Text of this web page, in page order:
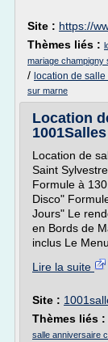
Site : https://
Thèmes liés :
mariage champigny
/ location de
sur marne
Location
1001Salles
Location de
Saint
Formule à
Disco"
Jours" Le
en Bords de
inclus Le
Lire la suite
Site :
Thèmes liés :
salle anniversaire